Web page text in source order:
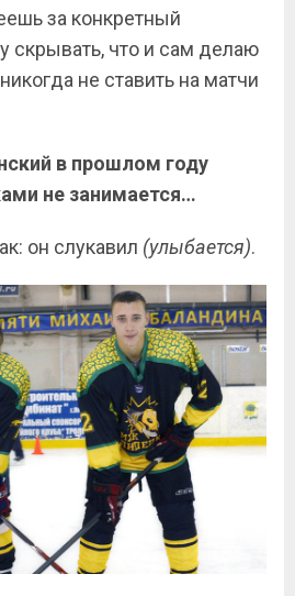
за конкретный
скрывать, что и сам делаю
не ставить на матчи
в прошлом году
не занимается…
он слукавил (улыбается).